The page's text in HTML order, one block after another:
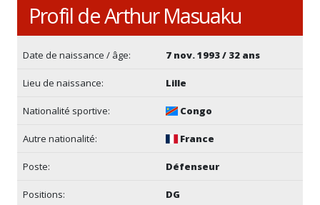
Profil de Arthur Masuaku
Date de naissance / âge: 7 nov. 1993 / 32 ans
Lieu de naissance: Lille
Nationalité sportive: Congo
Autre nationalité: France
Poste: Défenseur
Positions: DG